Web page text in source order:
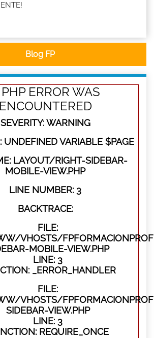
Blog FP
ERROR WAS
ENCOUNTERED
SEVERITY: WARNING
UNDEFINED VARIABLE $PAGE
LAYOUT/RIGHT-SIDEBAR-
MOBILE-VIEW.PHP
LINE NUMBER: 3
BACKTRACE:
FILE:
VHOSTS/
MOBILE-VIEW.PHP
LINE: 3
_ERROR_HANDLER
FILE:
VHOSTS/
SIDEBAR-VIEW.PHP
LINE: 3
REQUIRE_ONCE